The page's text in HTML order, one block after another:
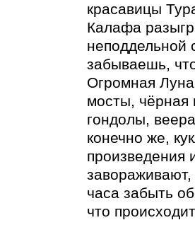
красавицы
Калафа
неподдельной
забываешь,
Огромная
мосты, чёрная
гондолы,
конечно же,
произведения
завораживают,
часа забыть
что